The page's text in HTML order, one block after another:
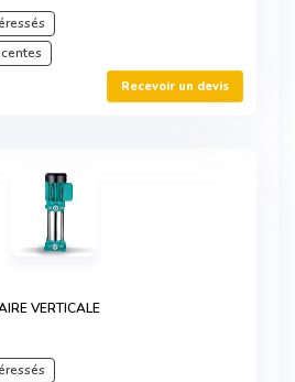
Recevoir un devis
VERTICALE